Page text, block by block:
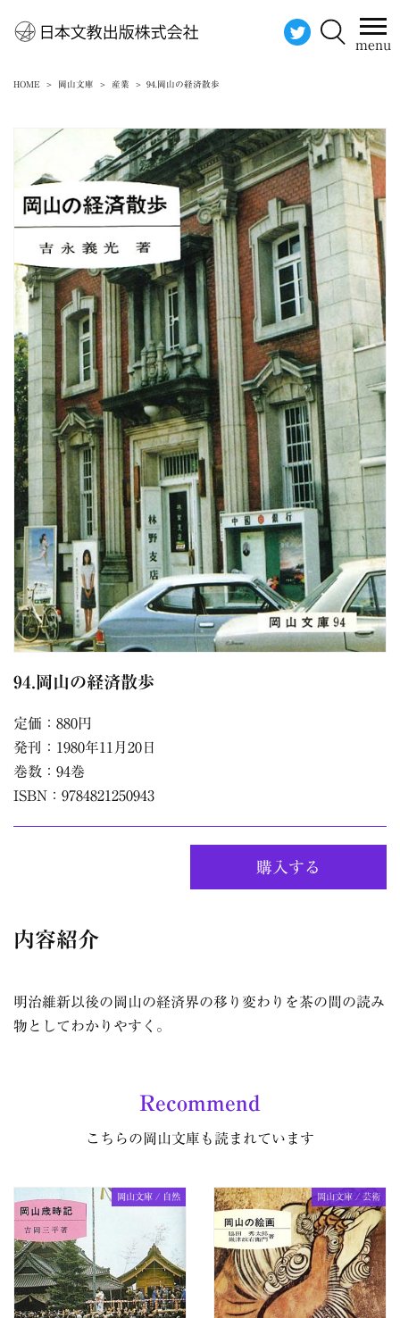
menu
HOME 岡山文庫 産業 94.岡山の経済散歩
94.岡山の経済散歩
定価：880円
発刊：1980年11月20日
巻数：94巻
ISBN：9784821250943
購入する
内容紹介
明治維新以後の岡山の経済界の移り変わりを茶の間の読み
物としてわかりやすく。
Recommend
こちらの岡山文庫も読まれています
岡山文庫 / 自然 岡山文庫 / 芸術